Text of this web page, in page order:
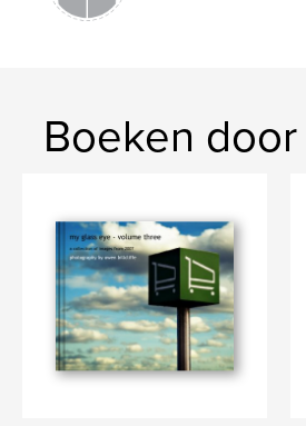
Boeken